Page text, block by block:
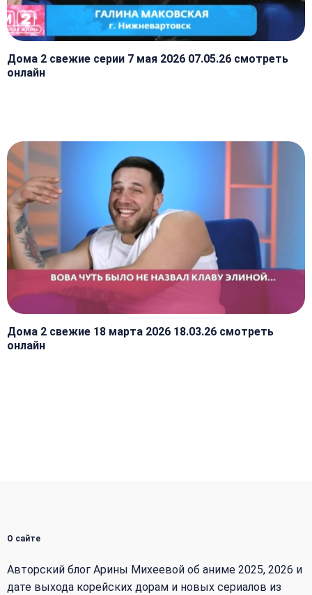
Дома 2 свежие серии 7 мая 2026 07.05.26 смотреть
онлайн
Дома 2 свежие 18 марта 2026 18.03.26 смотреть
онлайн
О сайте
Авторский блог Арины Михеевой об аниме 2025, 2026 и
дате выхода корейских дорам и новых сериалов из